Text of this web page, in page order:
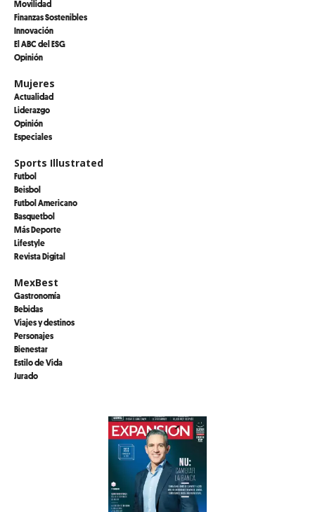
Movilidad
Finanzas Sostenibles
Innovación
El ABC del ESG
Opinión
Mujeres
Actualidad
Liderazgo
Opinión
Especiales
Sports Illustrated
Futbol
Beisbol
Futbol Americano
Basquetbol
Más Deporte
Lifestyle
Revista Digital
MexBest
Gastronomía
Bebidas
Viajes y destinos
Personajes
Bienestar
Estilo de Vida
Jurado